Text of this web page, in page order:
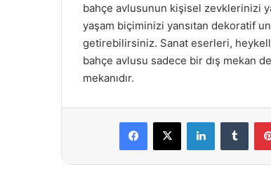
bahçe avlusunun kişisel zevklerinizi
yaşam biçiminizi yansıtan dekoratif
getirebilirsiniz. Sanat eserleri,
bahçe avlusu sadece bir dış mekan
mekanıdır.
Facebook
X LinkedIn